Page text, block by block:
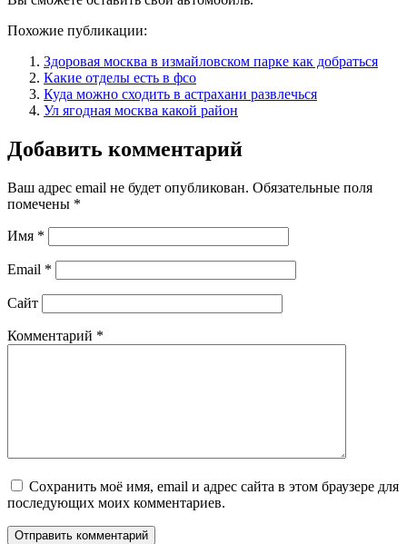
Похожие публикации:
Здоровая москва в измайловском парке как добраться
Какие отделы есть в фсо
Куда можно сходить в астрахани развлечься
Ул ягодная москва какой район
Добавить комментарий
Ваш адрес email не будет опубликован. Обязательные поля
помечены *
Имя *
Email *
Сайт
Комментарий *
Сохранить моё имя, email и адрес сайта в этом браузере для
последующих моих комментариев.